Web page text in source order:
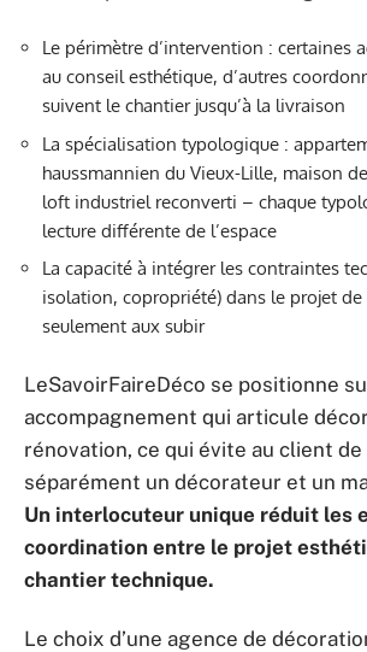
Le périmètre d’intervention : certaines
au conseil esthétique, d’autres
suivent le chantier jusqu’à la livraison
La spécialisation typologique :
haussmannien du Vieux-Lille, maison
loft industriel reconverti – chaque
lecture différente de l’espace
La capacité à intégrer les contraintes
isolation, copropriété) dans le projet
seulement aux subir
LeSavoirFaireDéco se positionne
accompagnement qui articule
rénovation, ce qui évite au client
séparément un décorateur et un
Un interlocuteur unique réduit les
coordination entre le projet
chantier technique.
Le choix d’une agence de